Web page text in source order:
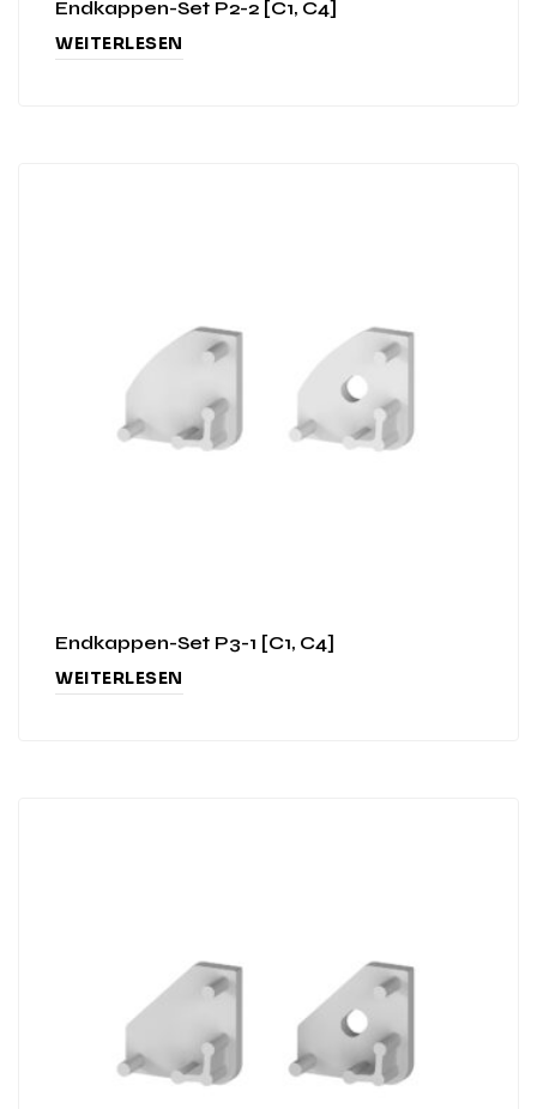
Endkappen-Set P2-2 [C1, C4]
WEITERLESEN
Endkappen-Set P3-1 [C1, C4]
WEITERLESEN